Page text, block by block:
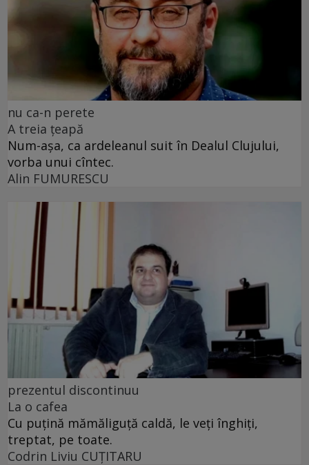
nu ca-n perete
A treia țeapă
Num-așa, ca ardeleanul suit în Dealul Clujului,
vorba unui cîntec.
Alin FUMURESCU
prezentul discontinuu
La o cafea
Cu puţină mămăliguţă caldă, le veţi înghiţi,
treptat, pe toate.
Codrin Liviu CUŢITARU